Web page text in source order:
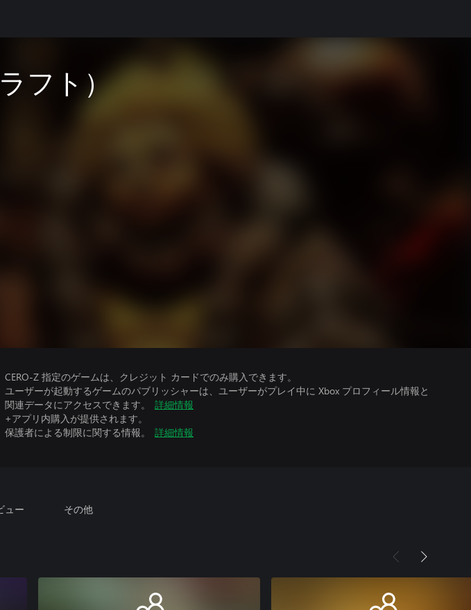
フト）
CERO-Z 指定のゲームは、クレジット カードでのみ購入できます。
ユーザーが起動するゲームのパブリッシャーは、ユーザーがプレイ中に Xbox プロフィール情報と
関連データにアクセスできます。
詳細情報
+アプリ内購入が提供されます。
保護者による制限に関する情報。
詳細情報
ュー その他